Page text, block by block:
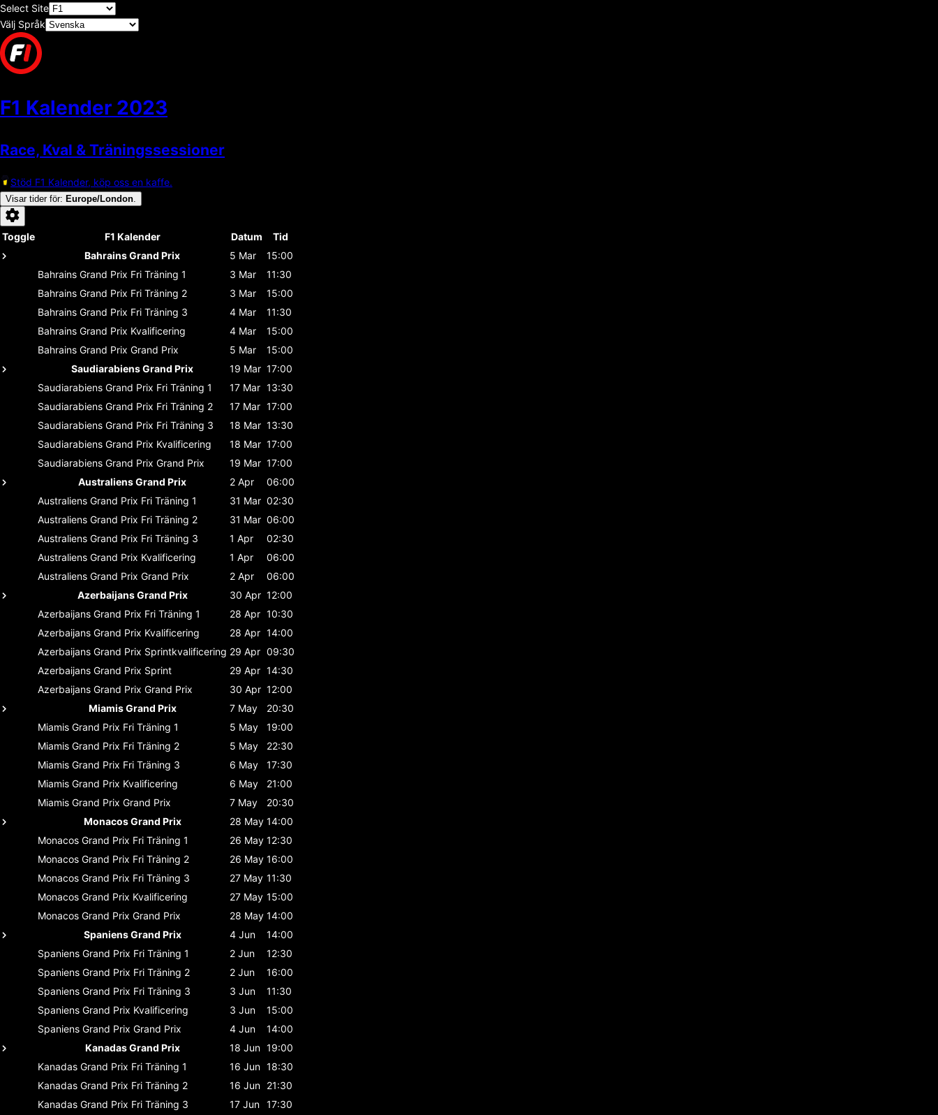
Select Site
Välj Språk
F1 Kalender 2023
Race, Kval & Träningssessioner
Stöd F1 Kalender, köp oss en kaffe.
Visar tider för: Europe/London
Toggle F1 Kalender Datum
Tid
Bahrains Grand Prix
5 Mar
15:00
Bahrains Grand Prix Fri Träning 1 3 Mar
11:30
Bahrains Grand Prix Fri Träning 2 3 Mar
15:00
Bahrains Grand Prix Fri Träning 3 4 Mar
11:30
Bahrains Grand Prix Kvalificering 4 Mar
15:00
Bahrains Grand Prix Grand Prix 5 Mar
15:00
Saudiarabiens Grand Prix
19 Mar 17:00
Saudiarabiens Grand Prix Fri Träning 1 17 Mar 13:30
Saudiarabiens Grand Prix Fri Träning 2 17 Mar 17:00
Saudiarabiens Grand Prix Fri Träning 3 18 Mar 13:30
Saudiarabiens Grand Prix Kvalificering 18 Mar 17:00
Saudiarabiens Grand Prix Grand Prix 19 Mar 17:00
Australiens Grand Prix
2 Apr
06:00
Australiens Grand Prix Fri Träning 1 31 Mar 02:30
Australiens Grand Prix Fri Träning 2 31 Mar 06:00
Australiens Grand Prix Fri Träning 3 1 Apr
02:30
Australiens Grand Prix Kvalificering 1 Apr
06:00
Australiens Grand Prix Grand Prix 2 Apr
06:00
Azerbaijans Grand Prix
30 Apr 12:00
Azerbaijans Grand Prix Fri Träning 1 28 Apr 10:30
Azerbaijans Grand Prix Kvalificering 28 Apr 14:00
Azerbaijans Grand Prix Sprintkvalificering 29 Apr 09:30
Azerbaijans Grand Prix Sprint 29 Apr 14:30
Azerbaijans Grand Prix Grand Prix 30 Apr 12:00
Miamis Grand Prix
7 May
20:30
Miamis Grand Prix Fri Träning 1 5 May
19:00
Miamis Grand Prix Fri Träning 2 5 May
22:30
Miamis Grand Prix Fri Träning 3 6 May
17:30
Miamis Grand Prix Kvalificering 6 May
21:00
Miamis Grand Prix Grand Prix 7 May
20:30
Monacos Grand Prix
28 May 14:00
Monacos Grand Prix Fri Träning 1 26 May 12:30
Monacos Grand Prix Fri Träning 2 26 May 16:00
Monacos Grand Prix Fri Träning 3 27 May 11:30
Monacos Grand Prix Kvalificering 27 May 15:00
Monacos Grand Prix Grand Prix 28 May 14:00
Spaniens Grand Prix
4 Jun
14:00
Spaniens Grand Prix Fri Träning 1 2 Jun
12:30
Spaniens Grand Prix Fri Träning 2 2 Jun
16:00
Spaniens Grand Prix Fri Träning 3 3 Jun
11:30
Spaniens Grand Prix Kvalificering 3 Jun
15:00
Spaniens Grand Prix Grand Prix 4 Jun
14:00
Kanadas Grand Prix
18 Jun 19:00
Kanadas Grand Prix Fri Träning 1 16 Jun 18:30
Kanadas Grand Prix Fri Träning 2 16 Jun 21:30
Kanadas Grand Prix Fri Träning 3 17 Jun 17:30